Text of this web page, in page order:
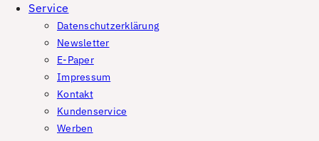
Service
Datenschutzerklärung
Newsletter
E-Paper
Impressum
Kontakt
Kundenservice
Werben